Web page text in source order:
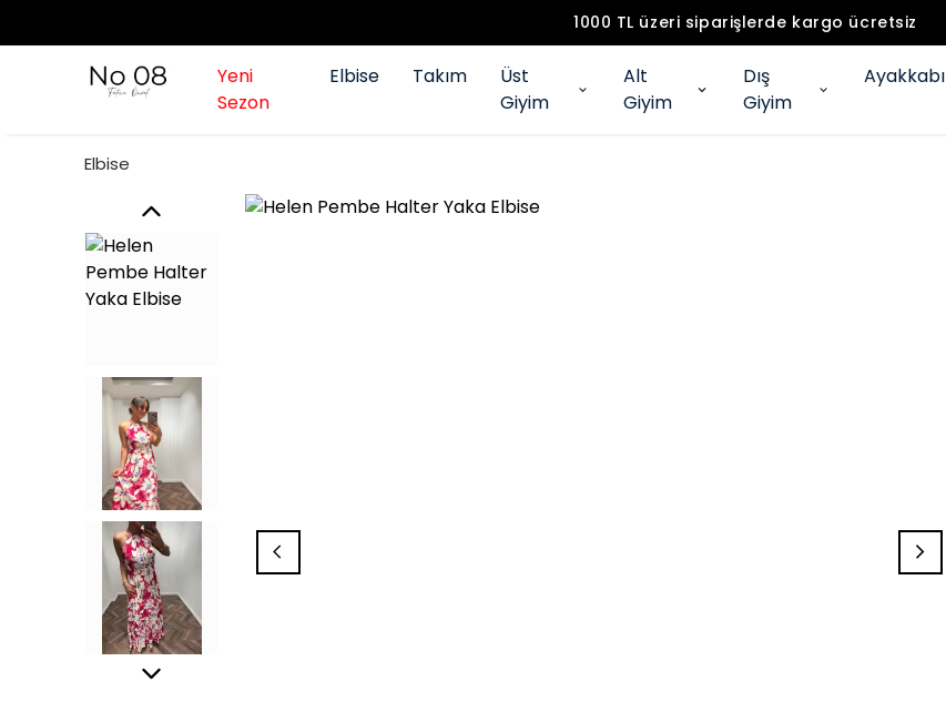
1000 TL üzeri siparişlerde kargo ücretsiz
Yeni
Sezon
Elbise Takım
Üst
Giyim
Alt
Giyim
Dış
Giyim
Ayakkabı
Elbise